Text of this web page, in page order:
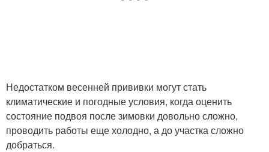
Недостатком весенней прививки могут стать
климатические и погодные условия, когда оценить
состояние подвоя после зимовки довольно сложно,
проводить работы еще холодно, а до участка сложно
добраться.